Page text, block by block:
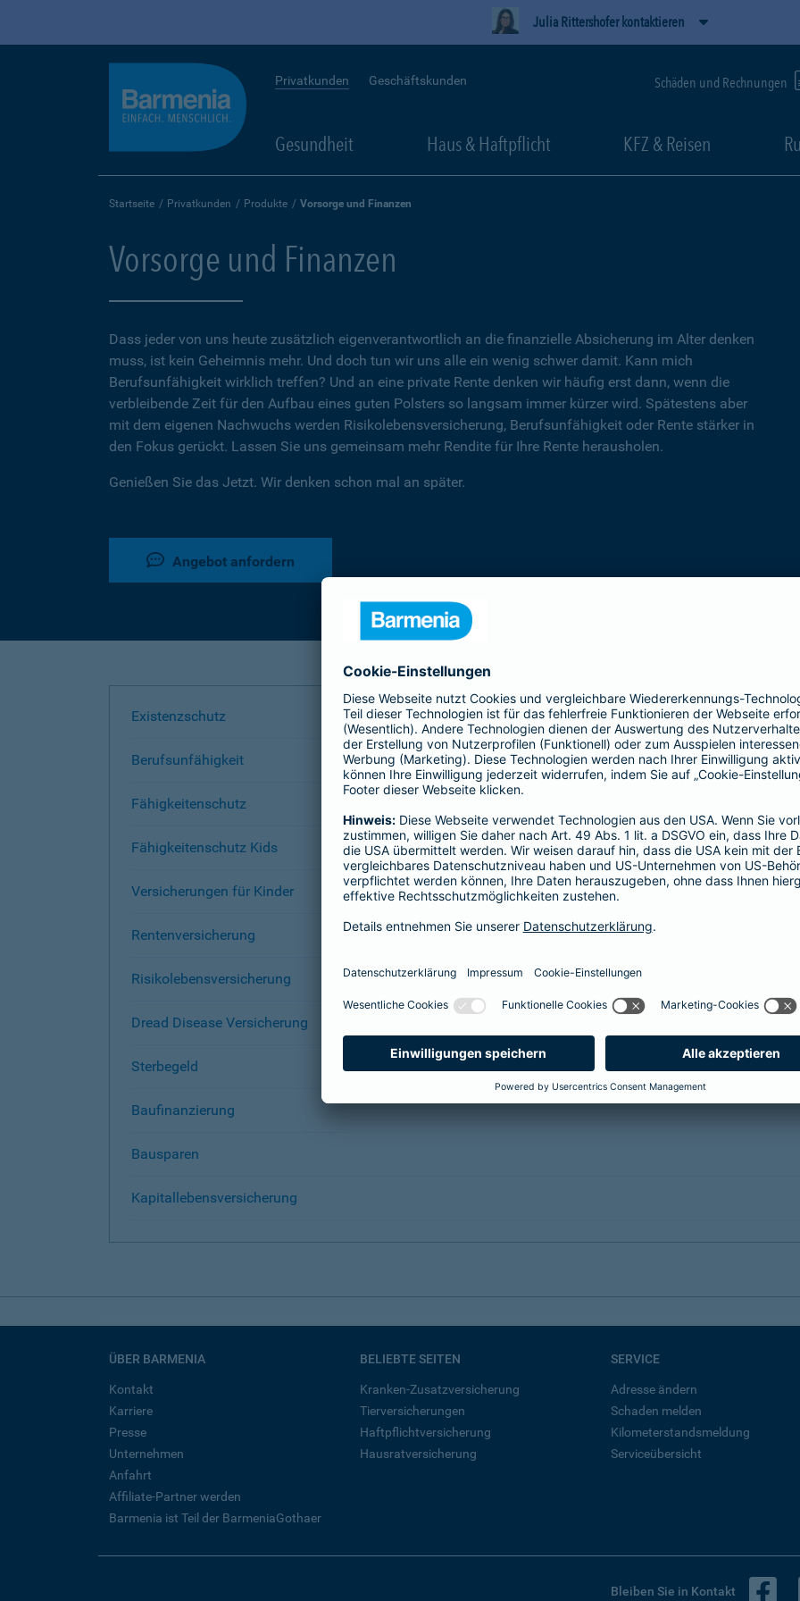
Julia Rittershofer kontaktieren
Privatkunden Geschäftskunden Schäden und Rechnungen
Gesundheit Haus & Haftpflicht KFZ & Reisen
Startseite Privatkunden Produkte Vorsorge und Finanzen
Vorsorge und Finanzen
Dass jeder von uns heute zusätzlich eigenverantwortlich an die finanzielle Absicherung im Alter denken
muss, ist kein Geheimnis mehr. Und doch tun wir uns alle ein wenig schwer damit. Kann mich
Berufsunfähigkeit wirklich treffen? Und an eine private Rente denken wir häufig erst dann, wenn die
verbleibende Zeit für den Aufbau eines guten Polsters so langsam immer kürzer wird. Spätestens aber
mit dem eigenen Nachwuchs werden Risikolebensversicherung, Berufsunfähigkeit oder Rente stärker in
den Fokus gerückt. Lassen Sie uns gemeinsam mehr Rendite für Ihre Rente herausholen.
Genießen Sie das Jetzt. Wir denken schon mal an später.
Angebot anfordern
Existenzschutz
Berufsunfähigkeit
Fähigkeitenschutz
Fähigkeitenschutz Kids
Versicherungen für Kinder
Rentenversicherung
Risikolebensversicherung
Dread Disease Versicherung
Sterbegeld
Baufinanzierung
Bausparen
Kapitallebensversicherung
ÜBER BARMENIA
Kontakt
Karriere
Presse
Unternehmen
Anfahrt
Affiliate-Partner werden
Barmenia ist Teil der BarmeniaGothaer
BELIEBTE SEITEN
Kranken-Zusatzversicherung
Tierversicherungen
Haftpflichtversicherung
Hausratversicherung
SERVICE
Adresse ändern
Schaden melden
Kilometerstandsmeldung
Serviceübersicht
Bleiben Sie in Kontakt